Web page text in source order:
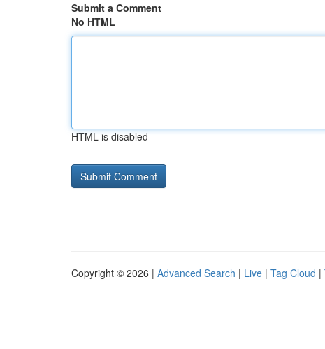
Submit a Comment
No HTML
HTML is disabled
Copyright © 2026 | Advanced Search | Live | Tag Cloud |